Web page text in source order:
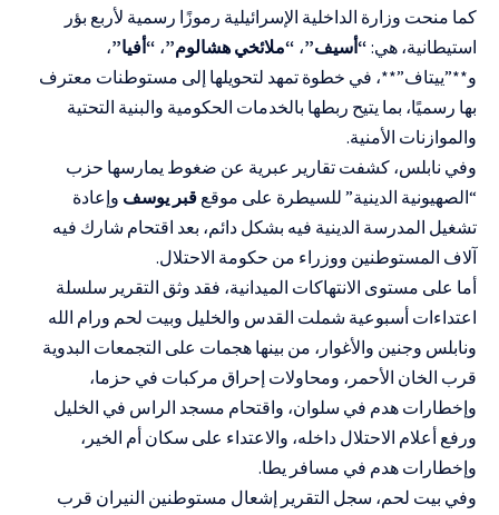
كما منحت وزارة الداخلية الإسرائيلية رموزًا رسمية لأربع بؤر
استيطانية، هي: “أسيف”، “ملائخي هشالوم”، “أفيا”،
و**”ييتاف”**، في خطوة تمهد لتحويلها إلى مستوطنات معترف
بها رسميًا، بما يتيح ربطها بالخدمات الحكومية والبنية التحتية
والموازنات الأمنية.
وفي نابلس، كشفت تقارير عبرية عن ضغوط يمارسها حزب
“الصهيونية الدينية” للسيطرة على موقع قبر يوسف وإعادة
تشغيل المدرسة الدينية فيه بشكل دائم، بعد اقتحام شارك فيه
آلاف المستوطنين ووزراء من حكومة الاحتلال.
أما على مستوى الانتهاكات الميدانية، فقد وثق التقرير سلسلة
اعتداءات أسبوعية شملت القدس والخليل وبيت لحم ورام الله
ونابلس وجنين والأغوار، من بينها هجمات على التجمعات البدوية
قرب الخان الأحمر، ومحاولات إحراق مركبات في حزما،
وإخطارات هدم في سلوان، واقتحام مسجد الراس في الخليل
ورفع أعلام الاحتلال داخله، والاعتداء على سكان أم الخير،
وإخطارات هدم في مسافر يطا.
وفي بيت لحم، سجل التقرير إشعال مستوطنين النيران قرب